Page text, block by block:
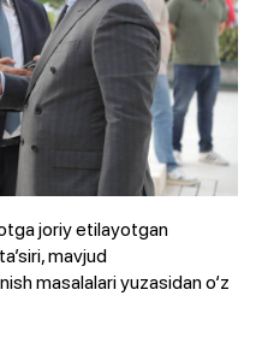
joriy etilayotgan
mavjud
masalalari yuzasidan o‘z